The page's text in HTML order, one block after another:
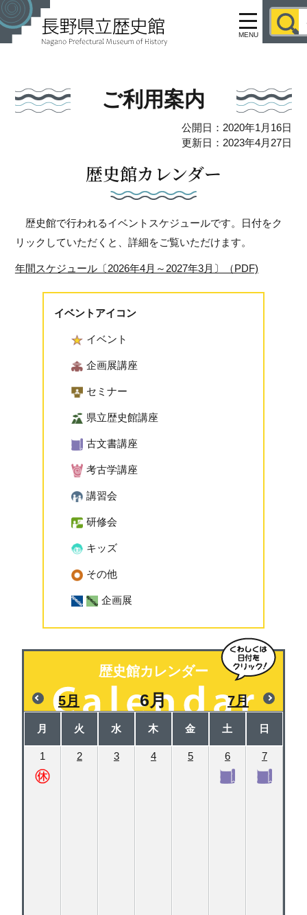
MENU
ご利用案内
公開日：2020年1月16日
更新日：2023年4月27日
歴史館カレンダー
歴史館で行われるイベントスケジュールです。日付をク
リックしていただくと、詳細をご覧いただけます。
年間スケジュール〔2026年4月～2027年3月〕（PDF)
イベントアイコン
イベント
企画展講座
セミナー
県立歴史館講座
古文書講座
考古学講座
講習会
研修会
キッズ
その他
企画展
歴史館カレンダー
5月
6月 7月
月 火 水 木 金 土 日
1 2 3 4 5 6 7